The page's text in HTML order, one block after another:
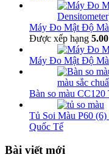
Máy Đo Mật Độ
Được xếp hạng 5.00
Máy Đo Mật Độ
Bàn so màu CC120
Tủ Soi Màu P60
Quốc Tế
Bài viết mới